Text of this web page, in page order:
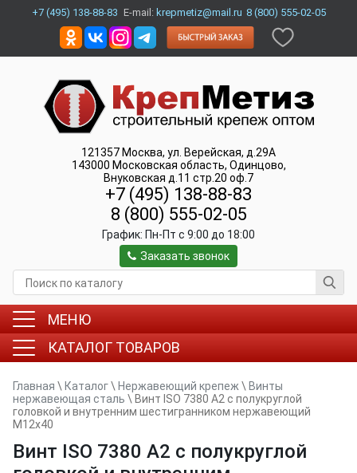
+7 (495) 138-88-83 E-mail: krepmetiz@mail.ru 8 (800) 555-02-05
121357 Москва, ул. Верейская, д.29А
143000 Московская область, Одинцово,
Внуковская д.11 стр.20 оф.7
+7 (495) 138-88-83
8 (800) 555-02-05
График: Пн-Пт c 9:00 до 18:00
Заказать звонок
МЕНЮ
КАТАЛОГ ТОВАРОВ
Главная \ Каталог\ Нержавеющий крепеж \ Винты
нержавеющая сталь \ Винт ISO 7380 A2 с полукруглой
головкой и внутренним шестигранником нержавеющий
M12x40
Винт ISO 7380 A2 с полукруглой